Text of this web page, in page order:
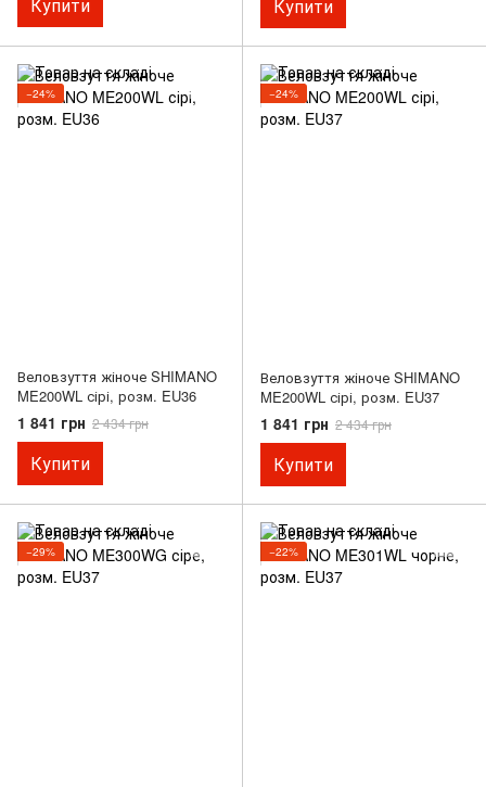
Купити
−24%
Веловзуття жіноче SHIMANO
ME200WL сірі, розм. EU36
1 841 грн 2 434 грн
Купити
−24%
Веловзуття жіноче SHIMANO
ME200WL сірі, розм. EU37
1 841 грн 2 434 грн
Купити
−29% −22%